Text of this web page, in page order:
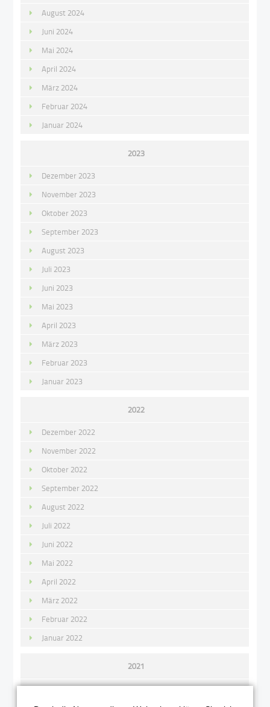
August 2024
Juni 2024
Mai 2024
April 2024
März 2024
Februar 2024
Januar 2024
2023
Dezember 2023
November 2023
Oktober 2023
September 2023
August 2023
Juli 2023
Juni 2023
Mai 2023
April 2023
März 2023
Februar 2023
Januar 2023
2022
Dezember 2022
November 2022
Oktober 2022
September 2022
August 2022
Juli 2022
Juni 2022
Mai 2022
April 2022
März 2022
Februar 2022
Januar 2022
2021
Dezember 2021